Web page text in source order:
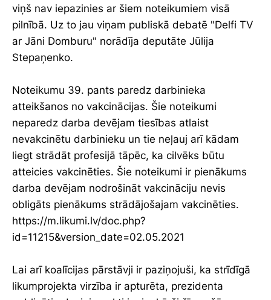
viņš nav iepazinies ar šiem noteikumiem visā
pilnībā. Uz to jau viņam publiskā debatē "Delfi TV
ar Jāni Domburu" norādīja deputāte Jūlija
Stepaņenko.
Noteikumu 39. pants paredz darbinieka
atteikšanos no vakcinācijas. Šie noteikumi
neparedz darba devējam tiesības atlaist
nevakcinētu darbinieku un tie neļauj arī kādam
liegt strādāt profesijā tāpēc, ka cilvēks būtu
atteicies vakcinēties. Šie noteikumi ir pienākums
darba devējam nodrošināt vakcināciju nevis
obligāts pienākums strādājošajam vakcinēties.
https://m.likumi.lv/doc.php?
id=11215&version_date=02.05.2021
Lai arī koalīcijas pārstāvji ir paziņojuši, ka strīdīgā
likumprojekta virzība ir apturēta, prezidenta